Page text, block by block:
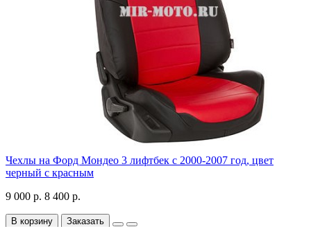
Чехлы на Форд Мондео 3 лифтбек с 2000-2007 год, цвет
черный с красным
9 000 р. 8 400 р.
В корзину Заказать